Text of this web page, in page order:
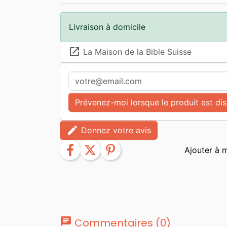
Livraison à domicile
launch La Maison de la Bible Suisse
Prévenez-moi lorsque le produit est
edit Donnez votre avis
facebook twitter pinterest
chat Commentaires (0)